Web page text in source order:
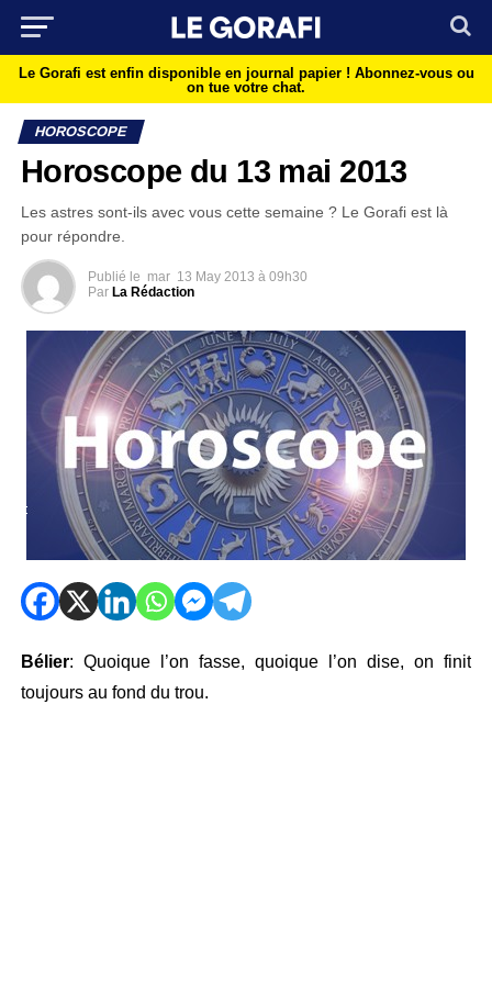
Le Gorafi est enfin disponible en journal papier ! Abonnez-vous ou
on tue votre chat.
HOROSCOPE
Horoscope du 13 mai 2013
Les astres sont-ils avec vous cette semaine ? Le Gorafi est là
pour répondre.
Publié le mar 13 May 2013 à 09h30
Par La Rédaction
Bélier: Quoique l’on fasse, quoique l’on dise, on finit
toujours au fond du trou.